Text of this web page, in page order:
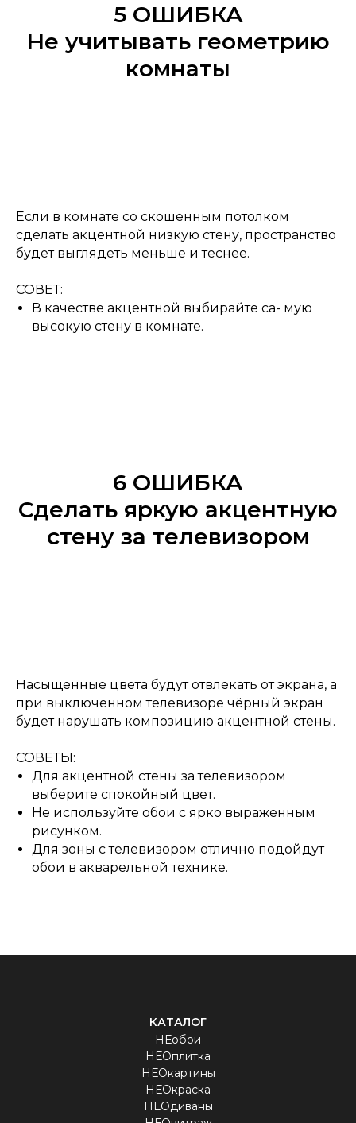
5 ОШИБКА
Не учитывать геометрию
комнаты
Если в комнате со скошенным потолком
сделать акцентной низкую стену, пространство
будет выглядеть меньше и теснее.
СОВЕТ:
В качестве акцентной выбирайте са- мую
высокую стену в комнате.
6 ОШИБКА
Сделать яркую акцентную
стену за телевизором
Насыщенные цвета будут отвлекать от экрана, а
при выключенном телевизоре чёрный экран
будет нарушать композицию акцентной стены.
СОВЕТЫ:
Для акцентной стены за телевизором
выберите спокойный цвет.
Не используйте обои с ярко выраженным
рисунком.
Для зоны с телевизором отлично подойдут
обои в акварельной технике.
КАТАЛОГ
НЕобои
НЕОплитка
НЕОкартины
НЕОкраска
НЕОдиваны